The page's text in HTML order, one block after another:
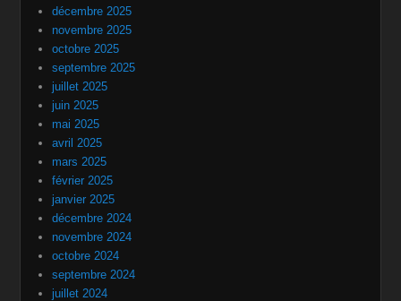
décembre 2025
novembre 2025
octobre 2025
septembre 2025
juillet 2025
juin 2025
mai 2025
avril 2025
mars 2025
février 2025
janvier 2025
décembre 2024
novembre 2024
octobre 2024
septembre 2024
juillet 2024